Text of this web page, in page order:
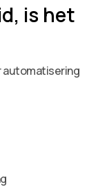
is het
automatisering